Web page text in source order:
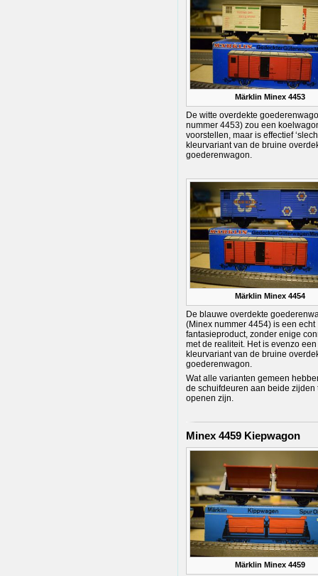
Märklin Minex 4453
De witte overdekte
nummer 4453) zou een
voorstellen, maar is effectief
kleurvariant van de bruine
goederenwagon.
Märklin Minex 4454
De blauwe overdekte
(Minex nummer 4454) is een echt
fantasieproduct, zonder enige
met de realiteit. Het is evenzo een
kleurvariant van de bruine
goederenwagon.
Wat alle varianten gemeen
de schuifdeuren aan beide zijden
openen zijn.
Minex 4459 Kiepwagon
Märklin Minex 4459